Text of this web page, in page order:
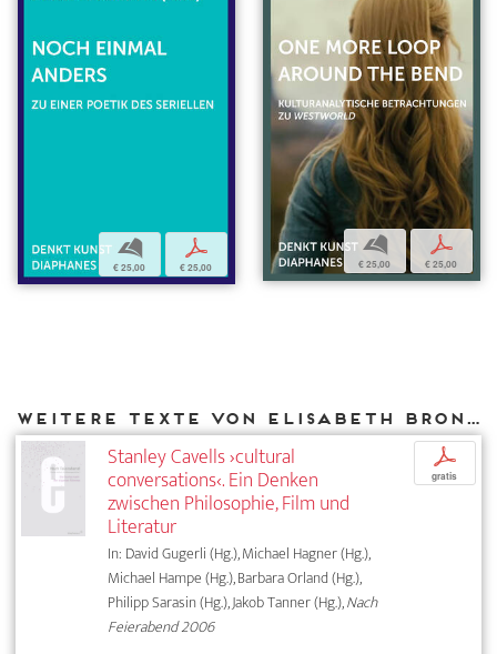
b
€ 25,00
p
€ 25,00
b
€ 25,00
p
€ 25,00
Weitere Texte von Elisabeth Bronfen bei DIAPHANES
Stanley Cavells ›cultural
conversations‹. Ein Denken
zwischen Philosophie, Film und
Literatur
In: David Gugerli (Hg.), Michael Hagner (Hg.),
Michael Hampe (Hg.), Barbara Orland (Hg.),
Philipp Sarasin (Hg.), Jakob Tanner (Hg.),Nach
Feierabend 2006
p
gratis